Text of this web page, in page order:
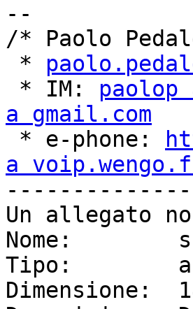
--
/* Paolo
*
* IM:
a gmail.com
* e-phone:
a
--------------
Un allegato
Nome:
Tipo:
Dimensione: